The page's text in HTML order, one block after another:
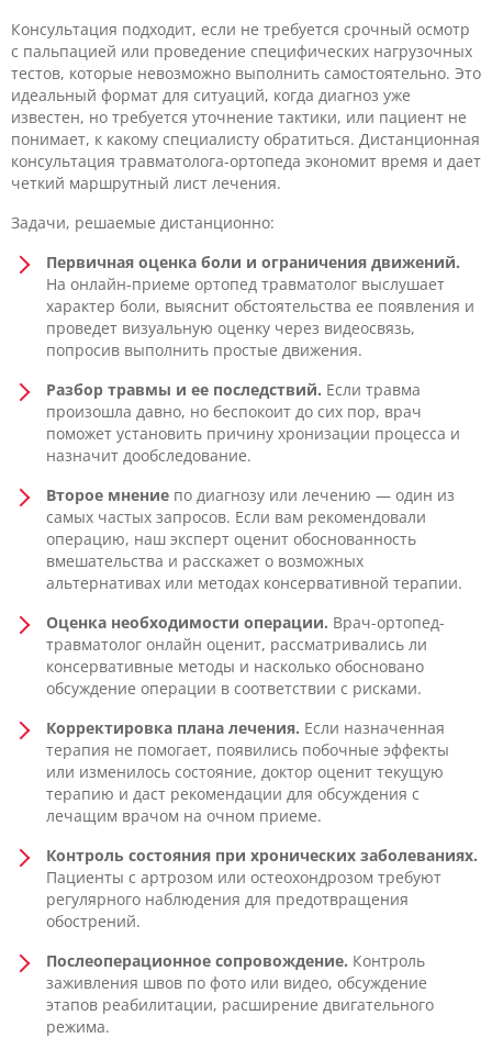
Консультация подходит, если не требуется срочный осмотр
с пальпацией или проведение специфических нагрузочных
тестов, которые невозможно выполнить самостоятельно. Это
идеальный формат для ситуаций, когда диагноз уже
известен, но требуется уточнение тактики, или пациент не
понимает, к какому специалисту обратиться. Дистанционная
консультация травматолога-ортопеда экономит время и дает
четкий маршрутный лист лечения.
Задачи, решаемые дистанционно:
Первичная оценка боли и ограничения движений.
На онлайн-приеме ортопед травматолог выслушает
характер боли, выяснит обстоятельства ее появления и
проведет визуальную оценку через видеосвязь,
попросив выполнить простые движения.
Разбор травмы и ее последствий. Если травма
произошла давно, но беспокоит до сих пор, врач
поможет установить причину хронизации процесса и
назначит дообследование.
Второе мнение по диагнозу или лечению — один из
самых частых запросов. Если вам рекомендовали
операцию, наш эксперт оценит обоснованность
вмешательства и расскажет о возможных
альтернативах или методах консервативной терапии.
Оценка необходимости операции. Врач-ортопед-
травматолог онлайн оценит, рассматривались ли
консервативные методы и насколько обосновано
обсуждение операции в соответствии с рисками.
Корректировка плана лечения. Если назначенная
терапия не помогает, появились побочные эффекты
или изменилось состояние, доктор оценит текущую
терапию и даст рекомендации для обсуждения с
лечащим врачом на очном приеме.
Контроль состояния при хронических заболеваниях.
Пациенты с артрозом или остеохондрозом требуют
регулярного наблюдения для предотвращения
обострений.
Послеоперационное сопровождение. Контроль
заживления швов по фото или видео, обсуждение
этапов реабилитации, расширение двигательного
режима.